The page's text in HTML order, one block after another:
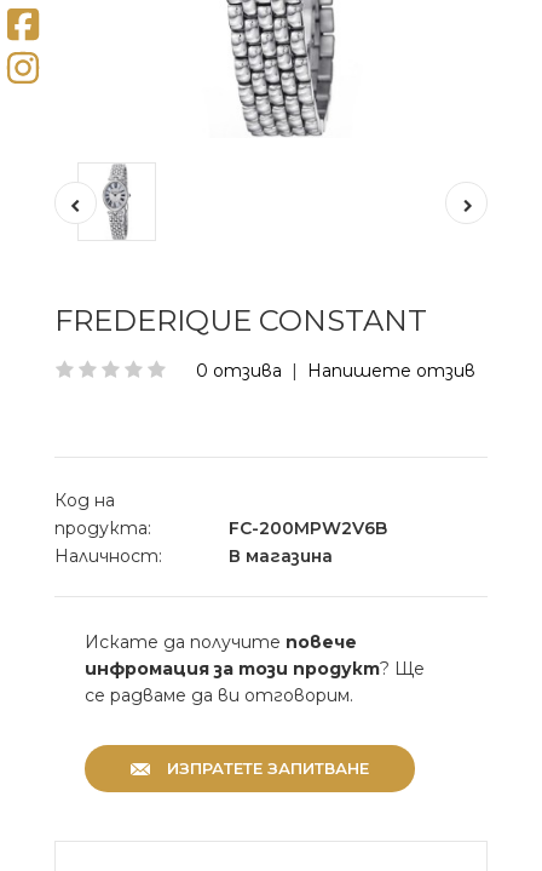
FREDERIQUE CONSTANT
0 отзива | Напишете отзив
Код на
продукта:
FC-200MPW2V6B
Наличност:
В магазина
Искате да получите повече
инфромация за този продукт? Ще
се радваме да ви отговорим.
ИЗПРАТЕТЕ ЗАПИТВАНЕ